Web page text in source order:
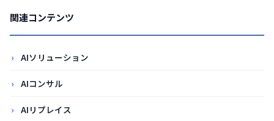
関連コンテンツ
AIソリューション
AIコンサル
AIリプレイス